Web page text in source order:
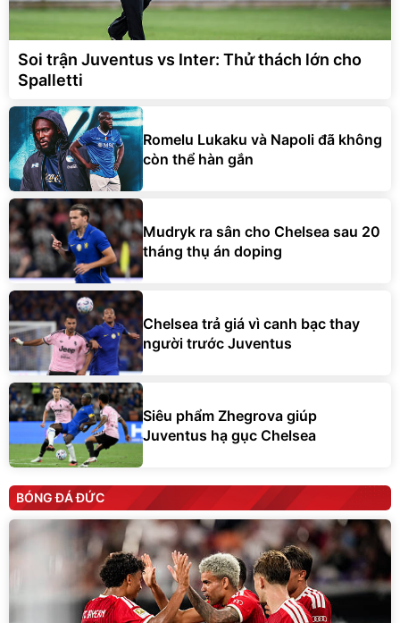
Soi trận Juventus vs Inter: Thử thách lớn cho
Spalletti
Romelu Lukaku và Napoli đã không
còn thể hàn gắn
Mudryk ra sân cho Chelsea sau 20
tháng thụ án doping
Chelsea trả giá vì canh bạc thay
người trước Juventus
Siêu phẩm Zhegrova giúp
Juventus hạ gục Chelsea
BÓNG ĐÁ ĐỨC